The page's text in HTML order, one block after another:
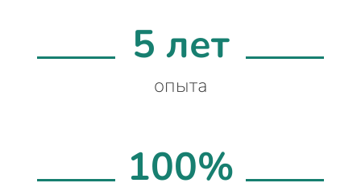
5 лет
опыта
100%